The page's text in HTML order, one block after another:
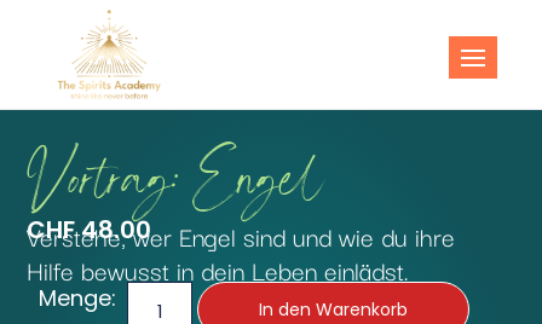
Academy
Vortrag: Engel
CHF48.00
Verstehe, wer Engel sind und wie du ihre
Hilfe bewusst in dein Leben einlädst.
Menge: In den Warenkorb